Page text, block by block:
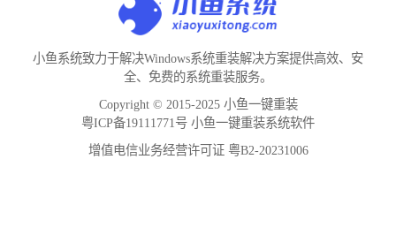
小鱼系统致力于解决Windows系统重装解决方案提供高效、安
全、免费的系统重装服务。
Copyright © 2015-2025 小鱼一键重装
粤ICP备19111771号 小鱼一键重装系统软件
增值电信业务经营许可证 粤B2-20231006